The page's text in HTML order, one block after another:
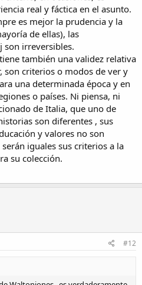
real y fáctica en el asunto.
es mejor la prudencia y la
de ellas), las
son irreversibles.
también una validez relativa
son criterios o modos de ver y
una determinada época y en
o países. Ni piensa, ni
de Italia, que uno de
son diferentes , sus
y valores no son
iguales sus criterios a la
su colección.
#12